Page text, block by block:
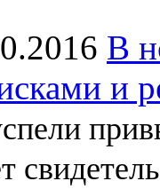
В
и